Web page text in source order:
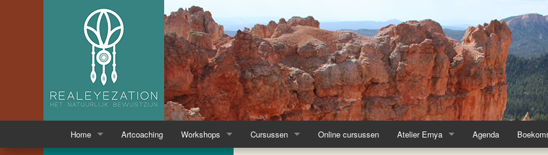
Home Artcoaching Workshops Cursussen Online cursussen Atelier Ernya Agenda